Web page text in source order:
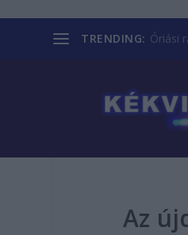
TRENDING: Óriási
Az